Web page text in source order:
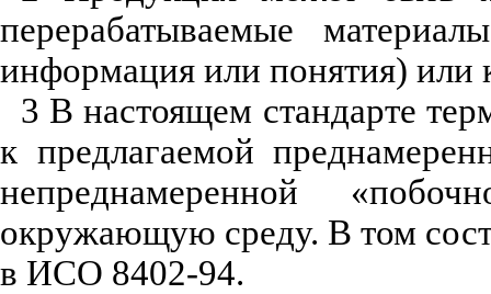
перерабатываемые
информация или понятия) или
3 В настоящем стандарте
к предлагаемой
непреднамеренной
окружающую среду. В том
в ИСО 8402-94.